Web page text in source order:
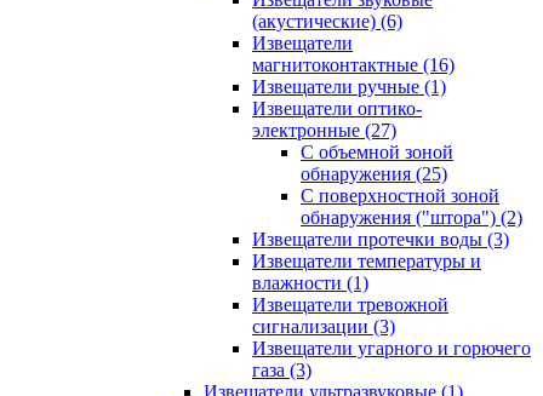
(акустические) (6)
Извещатели
магнитоконтактные (16)
Извещатели ручные (1)
Извещатели оптико-
электронные (27)
С объемной зоной
обнаружения (25)
С поверхностной зоной
обнаружения ("штора") (2)
Извещатели протечки воды (3)
Извещатели температуры и
влажности (1)
Извещатели тревожной
сигнализации (3)
Извещатели угарного и горючего
газа (3)
Извещатели ультразвуковые (1)